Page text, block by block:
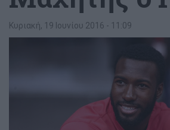
Κυριακή, 19 Ιουνίου 2016 - 11:09